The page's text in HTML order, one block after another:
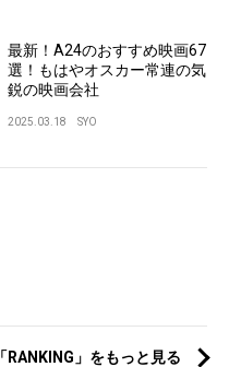
最新！A24のおすすめ映画67
選！もはやオスカー常連の気
鋭の映画会社
2025.03.18 SYO
「RANKING」をもっと見る